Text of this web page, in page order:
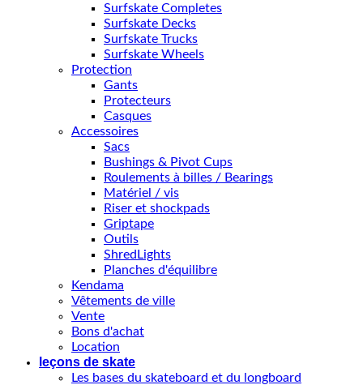
Surfskate Completes
Surfskate Decks
Surfskate Trucks
Surfskate Wheels
Protection
Gants
Protecteurs
Casques
Accessoires
Sacs
Bushings & Pivot Cups
Roulements à billes / Bearings
Matériel / vis
Riser et shockpads
Griptape
Outils
ShredLights
Planches d'équilibre
Kendama
Vêtements de ville
Vente
Bons d'achat
Location
leçons de skate
Les bases du skateboard et du longboard